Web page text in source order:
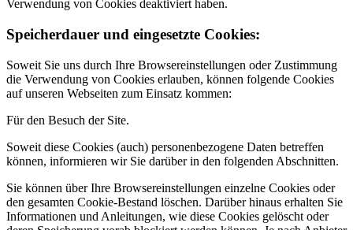
Verwendung von Cookies deaktiviert haben.
Speicherdauer und eingesetzte Cookies:
Soweit Sie uns durch Ihre Browsereinstellungen oder Zustimmung
die Verwendung von Cookies erlauben, können folgende Cookies
auf unseren Webseiten zum Einsatz kommen:
Für den Besuch der Site.
Soweit diese Cookies (auch) personenbezogene Daten betreffen
können, informieren wir Sie darüber in den folgenden Abschnitten.
Sie können über Ihre Browsereinstellungen einzelne Cookies oder
den gesamten Cookie-Bestand löschen. Darüber hinaus erhalten Sie
Informationen und Anleitungen, wie diese Cookies gelöscht oder